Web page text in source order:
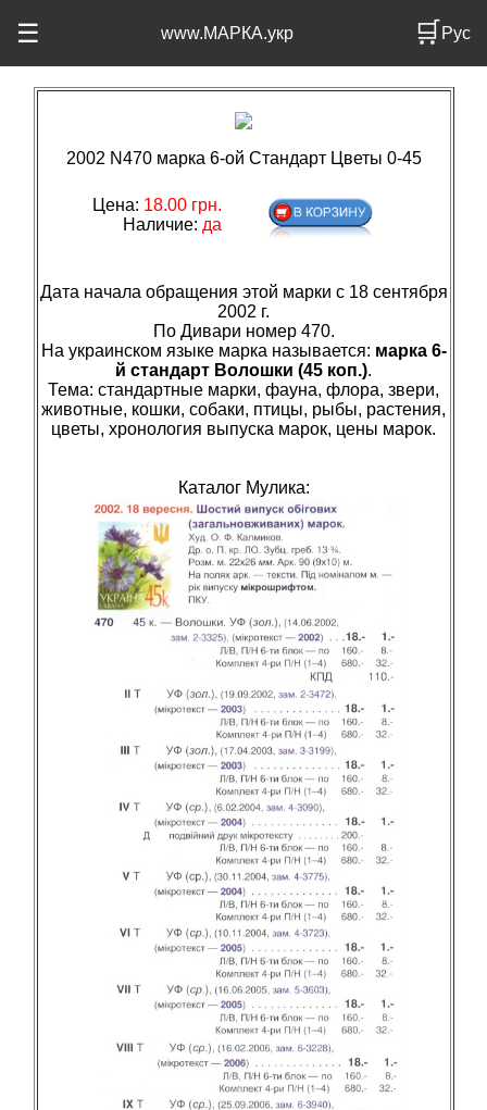
☰ www.МАРКА.укр 🛒Рус
2002 N470 марка 6-ой Стандарт Цветы 0-45
Цена: 18.00 грн.
Наличие: да
Дата начала обращения этой марки с 18 сентября
2002 г.
По Дивари номер 470.
На украинском языке марка называется: марка 6-
й стандарт Волошки (45 коп.).
Тема: стандартные марки, фауна, флора, звери,
животные, кошки, собаки, птицы, рыбы, растения,
цветы, хронология выпуска марок, цены марок.
Каталог Мулика: